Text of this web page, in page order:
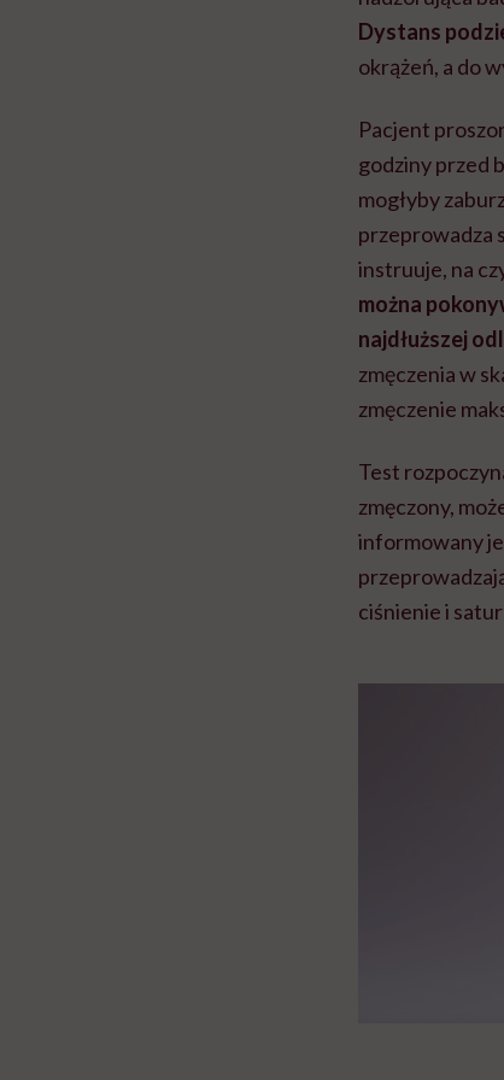
Dystans
okrążeń, a do
Pacjent
godziny przed
mogłyby
przeprowadza
instruuje, na
można
najdłuższej
zmęczenia w
zmęczenie
Test
zmęczony,
informowany
ciśnienie i